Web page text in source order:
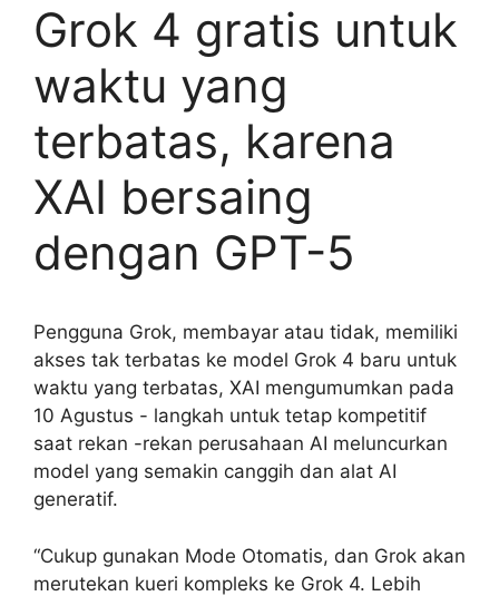
Grok 4 gratis untuk
waktu yang
terbatas, karena
XAI bersaing
dengan GPT-5
Pengguna Grok, membayar atau tidak, memiliki
akses tak terbatas ke model Grok 4 baru untuk
waktu yang terbatas, XAI mengumumkan pada
10 Agustus - langkah untuk tetap kompetitif
saat rekan -rekan perusahaan AI meluncurkan
model yang semakin canggih dan alat AI
generatif.
“Cukup gunakan Mode Otomatis, dan Grok akan
merutekan kueri kompleks ke Grok 4. Lebih